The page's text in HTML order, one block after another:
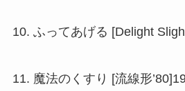
10. ふってあげる [Delight
11. 魔法のくすり [流線形